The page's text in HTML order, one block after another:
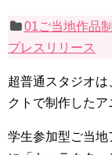
01ご当地作品
プレスリリース
超普通スタジオ
クトで制作したア
学生参加型ご当地